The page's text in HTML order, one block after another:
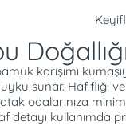
karışımı
sunar. Hafifliği ve
odalarınıza
detayı kullanımda